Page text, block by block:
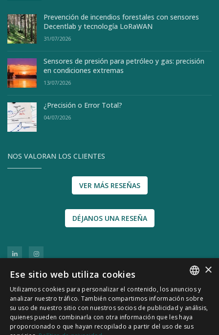
Prevención de incendios forestales con sensores
Decentlab y tecnología LoRaWAN
31/07/2026
Sensores de presión para petróleo y gas: precisión
en condiciones extremas
13/07/2026
¿Precisión o Error Total?
04/07/2026
NOS VALORAN LOS CLIENTES
VER MÁS RESEÑAS
DÉJANOS UNA RESEÑA
© 2011-2026 CATSENSORS - Sensores e
SPANISH
CATALÀ
×
Ese sitio web utiliza cookies
Utilizamos cookies para personalizar el contenido, los anuncios y
analizar nuestro tráfico. También compartimos información sobre
su uso de nuestro sitio con nuestros socios de publicidad y análisis,
quienes pueden combinarla con otra información que les haya
proporcionado o que hayan recopilado a partir del uso de sus